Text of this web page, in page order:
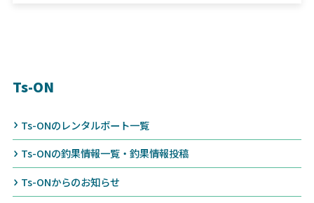
Ts-ON
Ts-ONのレンタルボート一覧
Ts-ONの釣果情報一覧・釣果情報投稿
Ts-ONからのお知らせ